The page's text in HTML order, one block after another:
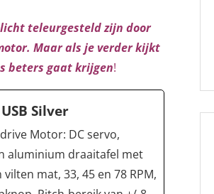
teleurgesteld zijn door
Maar als je verder kijkt
beters gaat krijgen!
Silver
Motor: DC servo,
aluminium draaitafel met
mat, 33, 45 en 78 RPM,